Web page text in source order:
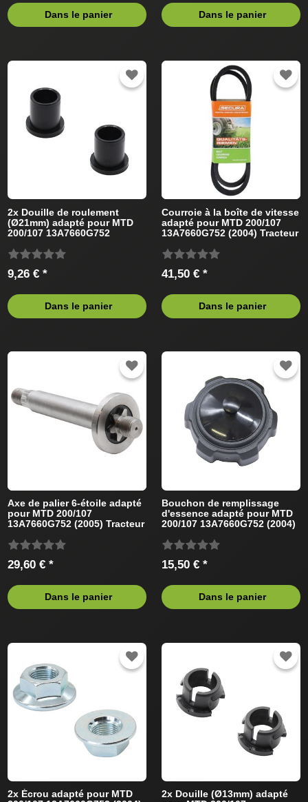
Dans le panier Dans le panier
2x Douille de roulement
(Ø21mm) adapté pour MTD
200/107 13A7660G752
9,26 € *
Dans le panier
Courroie à la boîte de vitesse
adapté pour MTD 200/107
13A7660G752 (2004) Tracteur
41,50 € *
Dans le panier
Axe de palier 6-étoile adapté
pour MTD 200/107
13A7660G752 (2005) Tracteur
29,60 € *
Dans le panier
Bouchon de remplissage
d'essence adapté pour MTD
200/107 13A7660G752 (2004)
15,50 € *
Dans le panier
2x Écrou adapté pour MTD
2x Douille (Ø13mm) adapté